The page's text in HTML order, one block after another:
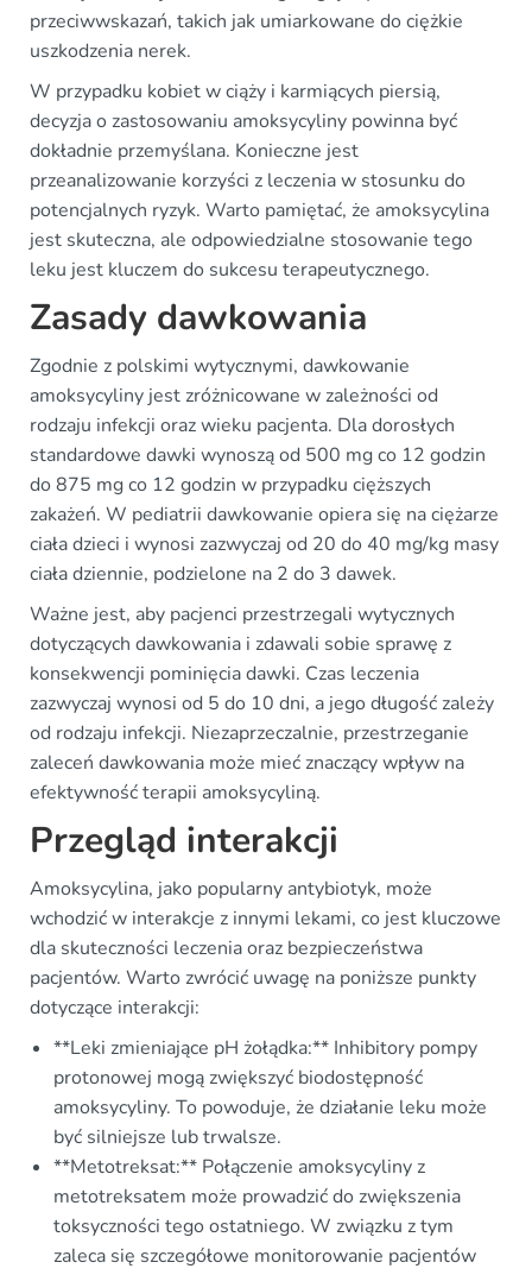
przeciwwskazań, takich jak umiarkowane do ciężkie
uszkodzenia nerek.
W przypadku kobiet w ciąży i karmiących piersią,
decyzja o zastosowaniu amoksycyliny powinna być
dokładnie przemyślana. Konieczne jest
przeanalizowanie korzyści z leczenia w stosunku do
potencjalnych ryzyk. Warto pamiętać, że amoksycylina
jest skuteczna, ale odpowiedzialne stosowanie tego
leku jest kluczem do sukcesu terapeutycznego.
Zasady dawkowania
Zgodnie z polskimi wytycznymi, dawkowanie
amoksycyliny jest zróżnicowane w zależności od
rodzaju infekcji oraz wieku pacjenta. Dla dorosłych
standardowe dawki wynoszą od 500 mg co 12 godzin
do 875 mg co 12 godzin w przypadku cięższych
zakażeń. W pediatrii dawkowanie opiera się na ciężarze
ciała dzieci i wynosi zazwyczaj od 20 do 40 mg/kg masy
ciała dziennie, podzielone na 2 do 3 dawek.
Ważne jest, aby pacjenci przestrzegali wytycznych
dotyczących dawkowania i zdawali sobie sprawę z
konsekwencji pominięcia dawki. Czas leczenia
zazwyczaj wynosi od 5 do 10 dni, a jego długość zależy
od rodzaju infekcji. Niezaprzeczalnie, przestrzeganie
zaleceń dawkowania może mieć znaczący wpływ na
efektywność terapii amoksycyliną.
Przegląd interakcji
Amoksycylina, jako popularny antybiotyk, może
wchodzić w interakcje z innymi lekami, co jest kluczowe
dla skuteczności leczenia oraz bezpieczeństwa
pacjentów. Warto zwrócić uwagę na poniższe punkty
dotyczące interakcji:
**Leki zmieniające pH żołądka:** Inhibitory pompy
protonowej mogą zwiększyć biodostępność
amoksycyliny. To powoduje, że działanie leku może
być silniejsze lub trwalsze.
**Metotreksat:** Połączenie amoksycyliny z
metotreksatem może prowadzić do zwiększenia
toksyczności tego ostatniego. W związku z tym
zaleca się szczegółowe monitorowanie pacjentów